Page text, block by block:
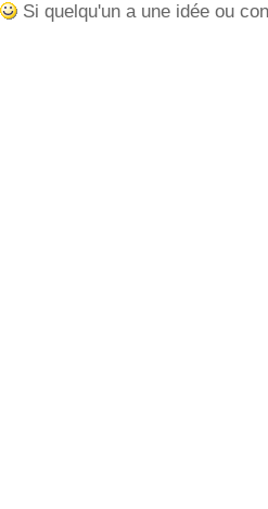
Si quelqu'un a une idée ou